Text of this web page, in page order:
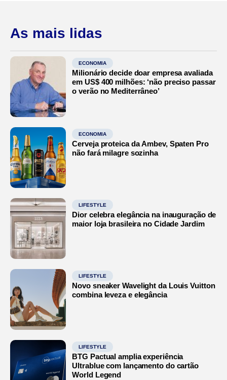
As mais lidas
ECONOMIA
Milionário decide doar empresa avaliada
em US$ 400 milhões: ‘não preciso passar
o verão no Mediterrâneo’
ECONOMIA
Cerveja proteica da Ambev, Spaten Pro
não fará milagre sozinha
LIFESTYLE
Dior celebra elegância na inauguração de
maior loja brasileira no Cidade Jardim
LIFESTYLE
Novo sneaker Wavelight da Louis Vuitton
combina leveza e elegância
LIFESTYLE
BTG Pactual amplia experiência
Ultrablue com lançamento do cartão
World Legend